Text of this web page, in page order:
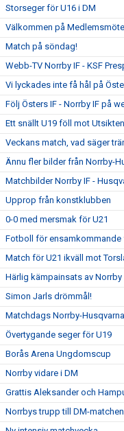
Storseger för U16 i DM
Välkommen på
Match på söndag!
Webb-TV Norrby IF - KSF
Vi lyckades inte få hål på
Följ Östers IF - Norrby IF på
Ett snällt U19 föll mot
Veckans match, vad säger
Ännu fler bilder från Norrby-
Matchbilder Norrby IF -
Upprop från konstklubben
0-0 med mersmak för U21
Fotboll för ensamkommande
Match för U21 ikväll mot
Härlig kämpainsats av Norrby
Simon Jarls drömmål!
Matchdags Norrby-Husqvarna
Övertygande seger för U19
Borås Arena Ungdomscup
Norrby vidare i DM
Grattis Aleksander och
Norrbys trupp till DM-matchen